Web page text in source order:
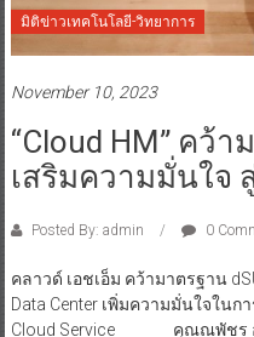
มิติข่าวเทคโนโลยี-วิทยาการ
November 10, 2023
“Cloud HM” คว้า
เสริมความมั่นใจ
Posted By: admin 0
คลาวด์ เอชเอ็ม คว้ามาตรฐาน
Data Center เพิ่มความมั่นใจใน
Cloud Service คุณณพัชร อัม